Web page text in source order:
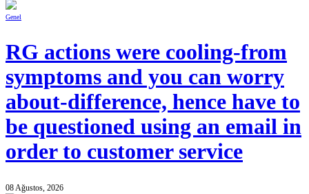
Genel
RG actions were cooling-from
symptoms and you can worry
about-difference, hence have to
be questioned using an email in
order to customer service
08 Ağustos, 2026